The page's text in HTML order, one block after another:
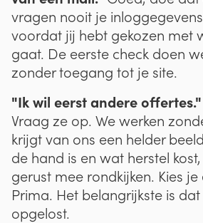
vragen nooit je
voordat jij hebt gekozen met
gaat. De eerste check doen
zonder toegang tot je site.
"Ik wil eerst andere offertes."
Vraag ze op. We werken
krijgt van ons een helder
de hand is en wat herstel
gerust mee rondkijken. Kies
Prima. Het belangrijkste is
opgelost.